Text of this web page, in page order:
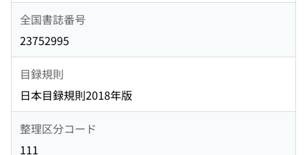
全国書誌番号
23752995
目録規則
日本目録規則2018年版
整理区分コード
111